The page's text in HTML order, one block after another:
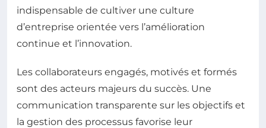
indispensable de cultiver une culture
d’entreprise orientée vers l’amélioration
continue et l’innovation.
Les collaborateurs engagés, motivés et formés
sont des acteurs majeurs du succès. Une
communication transparente sur les objectifs et
la gestion des processus favorise leur